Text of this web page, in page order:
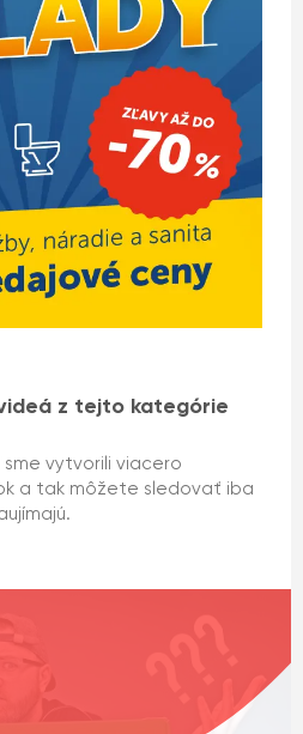
z tejto kategórie
sme vytvorili viacero
a tak môžete sledovať iba